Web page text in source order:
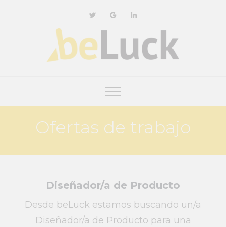
Ofertas de trabajo
Diseñador/a de Producto
Desde beLuck estamos buscando un/a
Diseñador/a de Producto para una